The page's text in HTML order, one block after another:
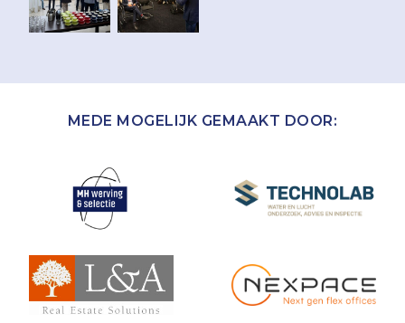
MEDE MOGELIJK GEMAAKT DOOR: